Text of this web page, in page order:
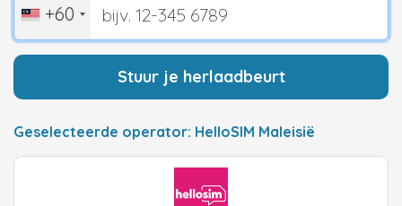
+60
Stuur je herlaadbeurt
Geselecteerde operator: HelloSIM Maleisië